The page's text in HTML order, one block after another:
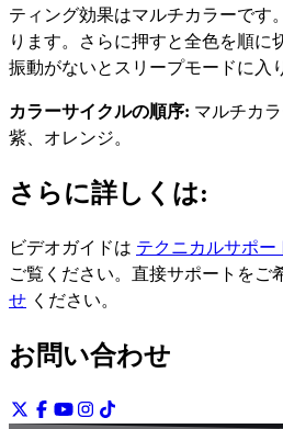
ティング効果はマルチカラーです
ります。さらに押すと全色を順に
振動がないとスリープモードに入
カラーサイクルの順序: マルチカ
紫、オレンジ。
さらに詳しくは:
ビデオガイドは テクニカルサポー
ご覧ください。直接サポートをご
せ ください。
お問い合わせ